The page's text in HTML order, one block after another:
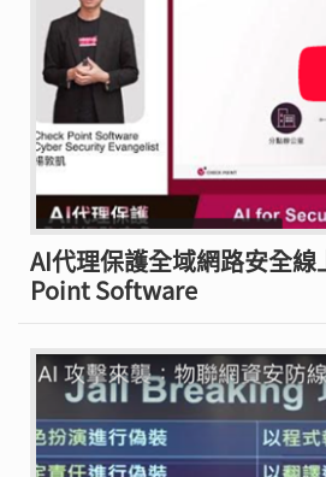
AI代理保護全域網路安全
Point Software